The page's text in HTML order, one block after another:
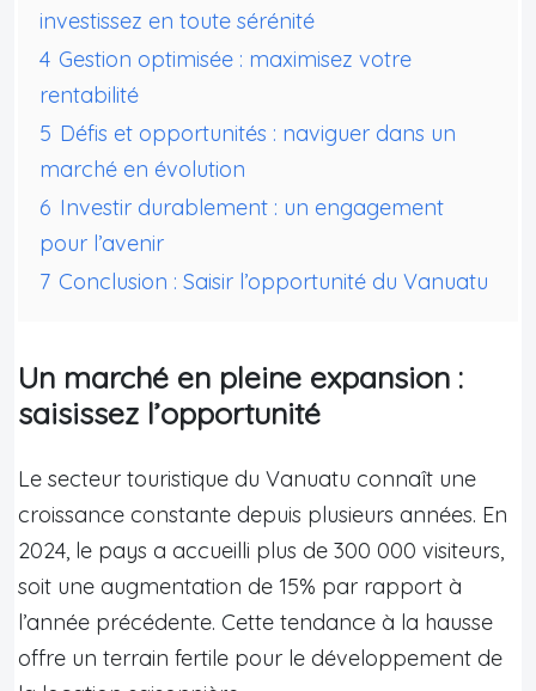
investissez en toute sérénité
4 Gestion optimisée : maximisez votre
rentabilité
5 Défis et opportunités : naviguer dans un
marché en évolution
6 Investir durablement : un engagement
pour l’avenir
7 Conclusion : Saisir l’opportunité du Vanuatu
Un marché en pleine expansion :
saisissez l’opportunité
Le secteur touristique du Vanuatu connaît une
croissance constante depuis plusieurs années. En
2024, le pays a accueilli plus de 300 000 visiteurs,
soit une augmentation de 15% par rapport à
l’année précédente. Cette tendance à la hausse
offre un terrain fertile pour le développement de